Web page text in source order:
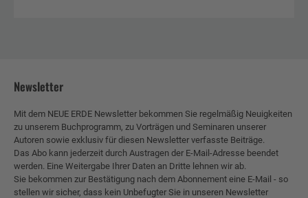
Newsletter
Mit dem NEUE ERDE Newsletter bekommen Sie regelmäßig Neuigkeiten
zu unserem Buchprogramm, zu Vorträgen und Seminaren unserer
Autoren sowie exklusiv für diesen Newsletter verfasste Beiträge.
Das Abo kann jederzeit durch Austragen der E-Mail-Adresse beendet
werden. Eine Weitergabe Ihrer Daten an Dritte lehnen wir ab.
Sie bekommen zur Bestätigung nach dem Abonnement eine E-Mail - so
stellen wir sicher, dass kein Unbefugter Sie in unseren Newsletter